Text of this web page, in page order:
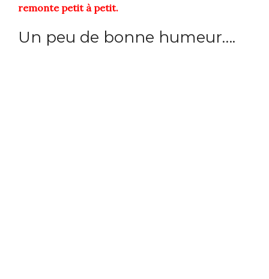
remonte petit à petit.
Un peu de bonne humeur….